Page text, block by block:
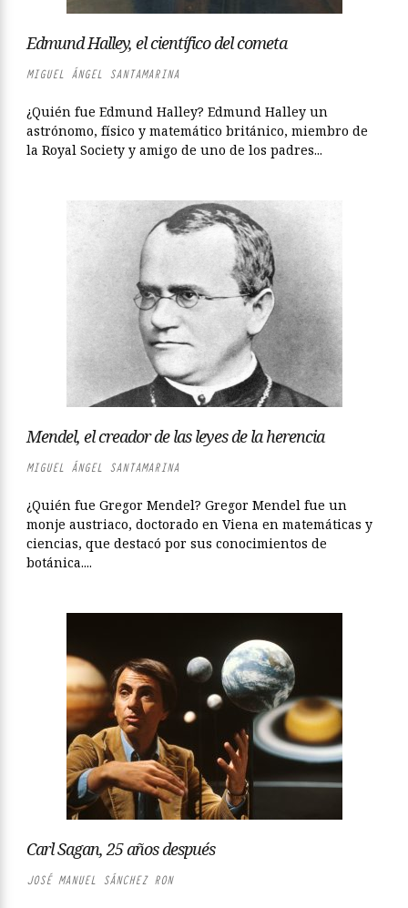
Edmund Halley, el científico del cometa
MIGUEL ÁNGEL SANTAMARINA
¿Quién fue Edmund Halley? Edmund Halley un
astrónomo, físico y matemático británico, miembro de
la Royal Society y amigo de uno de los padres...
Mendel, el creador de las leyes de la herencia
MIGUEL ÁNGEL SANTAMARINA
¿Quién fue Gregor Mendel? Gregor Mendel fue un
monje austriaco, doctorado en Viena en matemáticas y
ciencias, que destacó por sus conocimientos de
botánica....
Carl Sagan, 25 años después
JOSÉ MANUEL SÁNCHEZ RON